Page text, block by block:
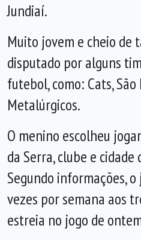
Jundiaí.
Muito jovem e cheio de
disputado por alguns
futebol, como: Cats, São
Metalúrgicos.
O menino escolheu
da Serra, clube e
Segundo informações,
vezes por semana aos
estreia no jogo de